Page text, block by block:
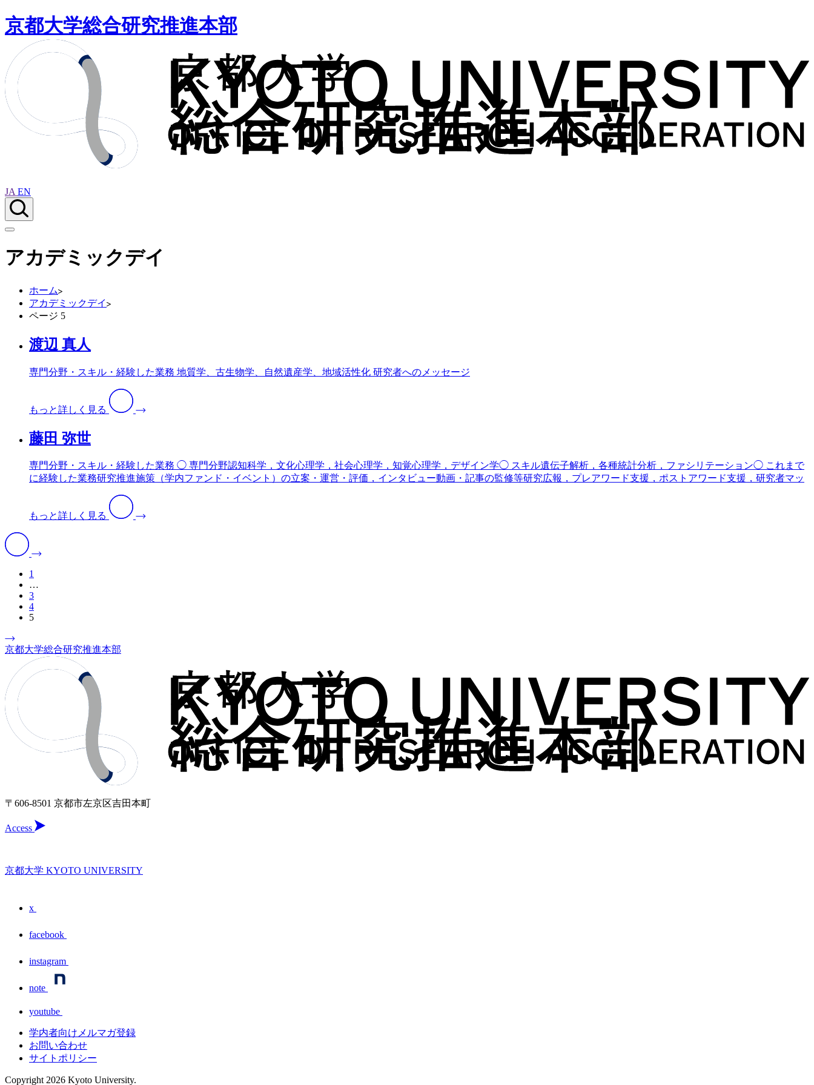
京都大学総合研究推進本部
JA EN
アカデミックデイ
ホーム
アカデミックデイ
ページ 5
渡辺 真人
専門分野・スキル・経験した業務 地質学、古生物学、自然遺産学、地域活性化 研究者へのメッセージ
もっと詳しく見る
藤田 弥世
専門分野・スキル・経験した業務 ◯ 専門分野認知科学，文化心理学，社会心理学，知覚心理学，デザイン学◯ スキル遺伝子解析，各種統計分析，ファシリテーション◯ これまで
に経験した業務研究推進施策（学内ファンド・イベント）の立案・運営・評価，インタビュー動画・記事の監修等研究広報，プレアワード支援，ポストアワード支援，研究者マッ
もっと詳しく見る
1
…
3
4
5
京都大学総合研究推進本部
〒606-8501 京都市左京区吉田本町
Access
京都大学 KYOTO UNIVERSITY
x
facebook
instagram
note
youtube
学内者向けメルマガ登録
お問い合わせ
サイトポリシー
Copyright 2026 Kyoto University.